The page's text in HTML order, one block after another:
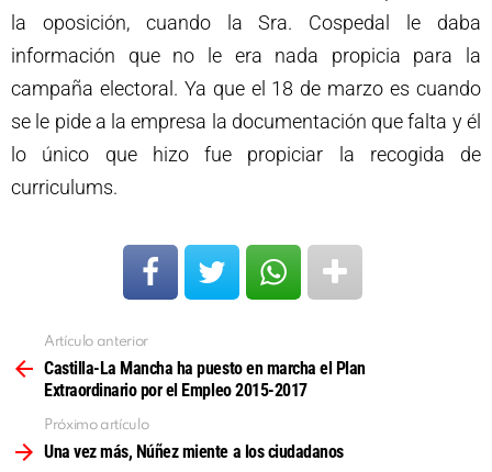
la oposición, cuando la Sra. Cospedal le daba
información que no le era nada propicia para la
campaña electoral. Ya que el 18 de marzo es cuando
se le pide a la empresa la documentación que falta y él
lo único que hizo fue propiciar la recogida de
curriculums.
más
Artículo anterior
Castilla-La Mancha ha puesto en marcha el Plan
Extraordinario por el Empleo 2015-2017
Próximo artículo
Una vez más, Núñez miente a los ciudadanos